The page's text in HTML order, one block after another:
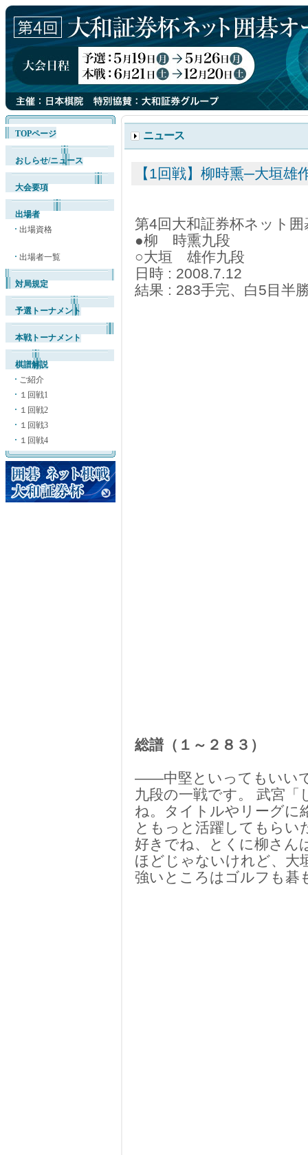
TOPページ
おしらせ/ニュース
大会要項
出場者
出場資格
出場者一覧
対局規定
予選トーナメント
本戦トーナメント
棋譜解説
ご紹介
１回戦1
１回戦2
１回戦3
１回戦4
ニュース
【1回戦】柳時熏─大垣雄
第4回大和証券杯ネット
●柳 時熏九段
○大垣 雄作九段
日時 : 2008.7.12
結果 : 283手完、白5目半
総譜（１～２８３）
――中堅といってもいい
九段の一戦です。 武宮
ね。タイトルやリーグに
ともっと活躍してもらい
好きでね、とくに柳さん
ほどじゃないけれど、大
強いところはゴルフも碁